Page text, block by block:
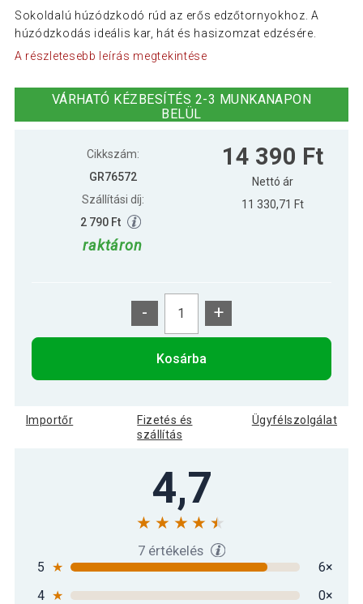
Sokoldalú húzódzkodó rúd az erős edzőtornyokhoz. A
húzódzkodás ideális kar, hát és hasizomzat edzésére.
A részletesebb leírás megtekintése
VÁRHATÓ KÉZBESÍTÉS 2-3 MUNKANAPON
BELÜL
Cikkszám:
GR76572
Szállítási díj:
2 790 Ft
raktáron
14 390 Ft
Nettó ár
11 330,71 Ft
- +
Kosárba
Importőr
Fizetés és
szállítás
Ügyfélszolgálat
4,7
7 értékelés
5 ★
6×
4 ★
0×